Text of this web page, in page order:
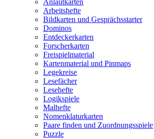
Anlautkarten
Arbeitshefte
Bildkarten und Gesprächsstarter
Dominos
Entdeckerkarten
Forscherkarten
Freispielmaterial
Kartenmaterial und Pinmaps
Legekreise
Lesefächer
Lesehefte
Logikspiele
Malhefte
Nomenklaturkarten
Paare finden und Zuordnungsspiele
Puzzle